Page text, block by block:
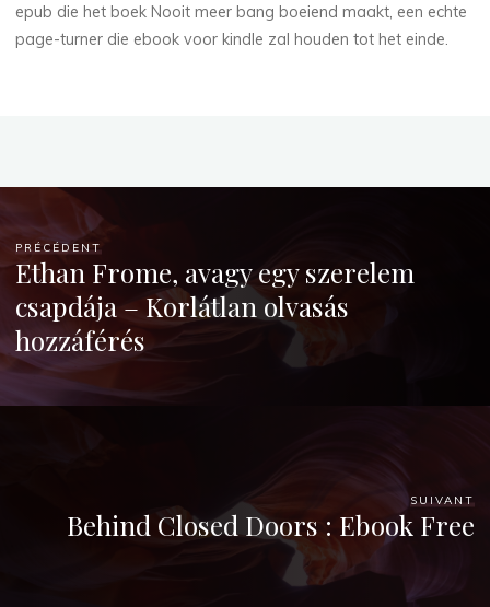
epub die het boek Nooit meer bang boeiend maakt, een echte
page-turner die ebook voor kindle zal houden tot het einde.
PRÉCÉDENT
Ethan Frome, avagy egy szerelem
csapdája – Korlátlan olvasás
hozzáférés
SUIVANT
Behind Closed Doors : Ebook Free